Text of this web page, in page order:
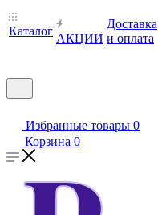
Каталог
АКЦИИ
Доставка
и оплата
Избранные товары 0
Корзина 0